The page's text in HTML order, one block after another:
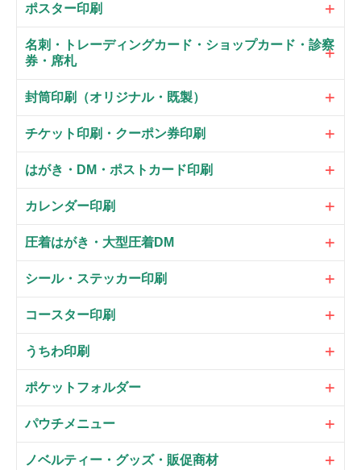
ポスター印刷
名刺・トレーディングカード・ショップカード・診察
券・席札
封筒印刷（オリジナル・既製）
チケット印刷・クーポン券印刷
はがき・DM・ポストカード印刷
カレンダー印刷
圧着はがき・大型圧着DM
シール・ステッカー印刷
コースター印刷
うちわ印刷
ポケットフォルダー
パウチメニュー
ノベルティー・グッズ・販促商材